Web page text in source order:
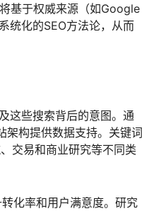
基于权威来源（如Google
统化的SEO方法论，从而
这些搜索背后的意图。通
架构提供数据支持。关键词
交易和商业研究等不同类
化率和用户满意度。研究